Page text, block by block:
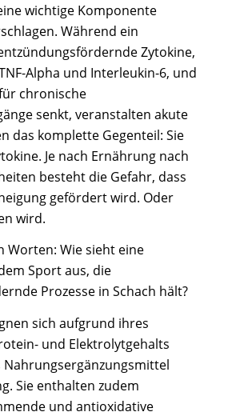
wichtige Komponente
Während ein
Zytokine,
Alpha und Interleukin-6, und
chronische
senkt, veranstalten akute
das komplette Gegenteil: Sie
Je nach Ernährung nach
besteht die Gefahr, dass
gefördert wird. Oder
wird.
Worten: Wie sieht eine
Sport aus, die
Prozesse in Schach hält?
sich aufgrund ihres
und Elektrolytgehalts
Sie enthalten zudem
und antioxidative